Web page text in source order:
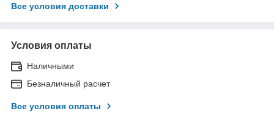
Все условия доставки
Условия оплаты
Наличными
Безналичный расчет
Все условия оплаты